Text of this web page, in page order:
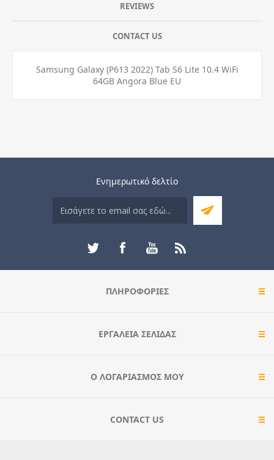
REVIEWS
CONTACT US
Samsung Galaxy (P613 2022) Tab S6 Lite 10.4 WiFi
64GB Angora Blue EU
Ενημερωτικό δελτίο
ΠΛΗΡΟΦΟΡΊΕΣ
ΕΡΓΑΛΕΊΑ ΣΕΛΊΔΑΣ
Ο ΛΟΓΑΡΙΑΣΜΌΣ ΜΟΥ
CONTACT US